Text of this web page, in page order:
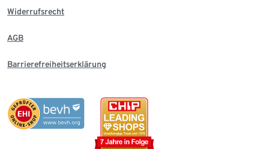
Widerrufsrecht
AGB
Barrierefreiheitserklärung